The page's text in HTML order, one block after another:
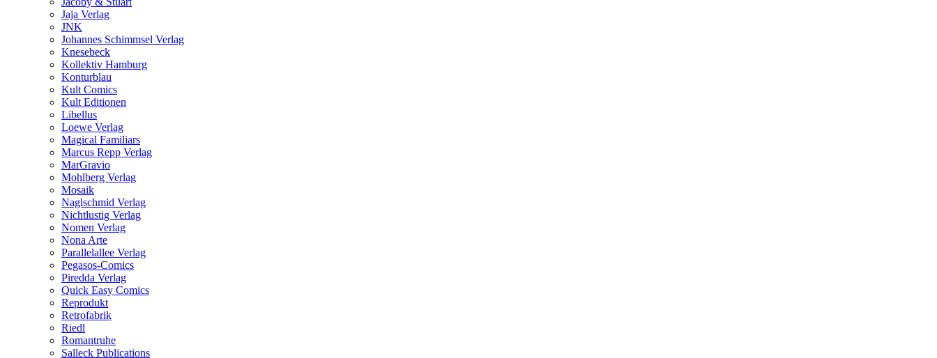
Jaja Verlag
JNK
Johannes Schimmsel Verlag
Knesebeck
Kollektiv Hamburg
Konturblau
Kult Comics
Kult Editionen
Libellus
Loewe Verlag
Magical Familiars
Marcus Repp Verlag
MarGravio
Mohlberg Verlag
Mosaik
Naglschmid Verlag
Nichtlustig Verlag
Nomen Verlag
Nona Arte
Parallelallee Verlag
Pegasos-Comics
Piredda Verlag
Quick Easy Comics
Reprodukt
Retrofabrik
Riedl
Romantruhe
Salleck Publications